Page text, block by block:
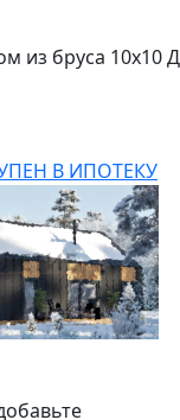
из бруса 10х10
В ИПОТЕКУ